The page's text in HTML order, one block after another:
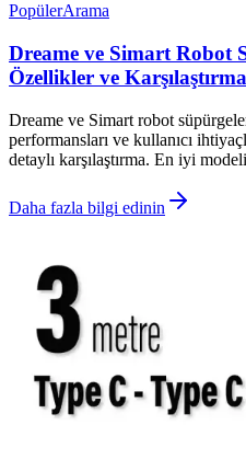
PopülerArama
Dreame ve Simart Robot
Özellikler ve
Dreame ve Simart robot
performansları ve kullanıcı
detaylı karşılaştırma. En iyi
Daha fazla bilgi edinin